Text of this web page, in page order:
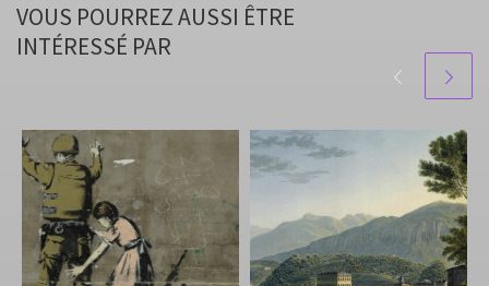
VOUS POURREZ AUSSI ÊTRE
INTÉRESSÉ PAR